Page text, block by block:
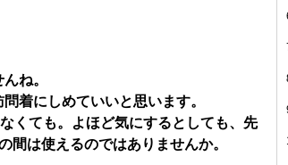
ね。
着にしめていいと思います。
くても。よほど気にするとしても、先
間は使えるのではありませんか。